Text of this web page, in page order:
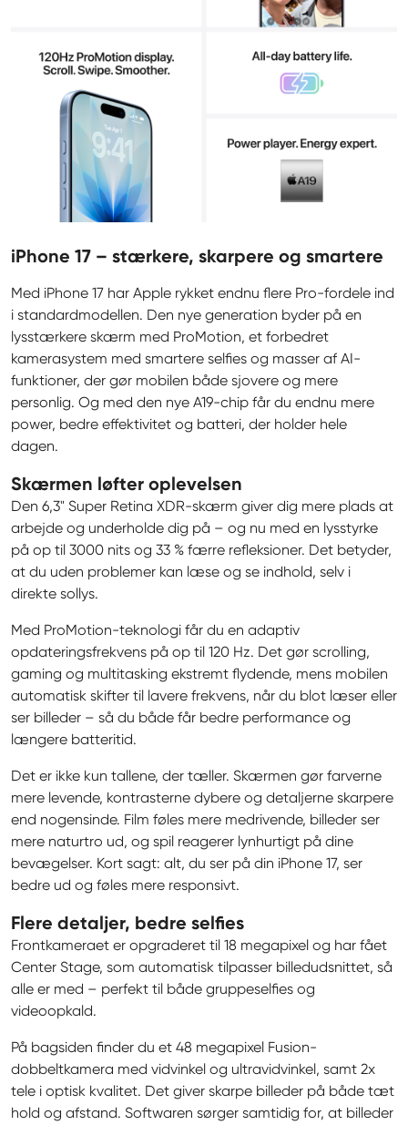
iPhone 17 – stærkere, skarpere og smartere
Med iPhone 17 har Apple rykket endnu flere Pro-fordele ind
i standardmodellen. Den nye generation byder på en
lysstærkere skærm med ProMotion, et forbedret
kamerasystem med smartere selfies og masser af AI-
funktioner, der gør mobilen både sjovere og mere
personlig. Og med den nye A19-chip får du endnu mere
power, bedre effektivitet og batteri, der holder hele
dagen.
Skærmen løfter oplevelsen
Den 6,3" Super Retina XDR-skærm giver dig mere plads at
arbejde og underholde dig på – og nu med en lysstyrke
på op til 3000 nits og 33 % færre refleksioner. Det betyder,
at du uden problemer kan læse og se indhold, selv i
direkte sollys.
Med ProMotion-teknologi får du en adaptiv
opdateringsfrekvens på op til 120 Hz. Det gør scrolling,
gaming og multitasking ekstremt flydende, mens mobilen
automatisk skifter til lavere frekvens, når du blot læser eller
ser billeder – så du både får bedre performance og
længere batteritid.
Det er ikke kun tallene, der tæller. Skærmen gør farverne
mere levende, kontrasterne dybere og detaljerne skarpere
end nogensinde. Film føles mere medrivende, billeder ser
mere naturtro ud, og spil reagerer lynhurtigt på dine
bevægelser. Kort sagt: alt, du ser på din iPhone 17, ser
bedre ud og føles mere responsivt.
Flere detaljer, bedre selfies
Frontkameraet er opgraderet til 18 megapixel og har fået
Center Stage, som automatisk tilpasser billedudsnittet, så
alle er med – perfekt til både gruppeselfies og
videoopkald.
På bagsiden finder du et 48 megapixel Fusion-
dobbeltkamera med vidvinkel og ultravidvinkel, samt 2x
tele i optisk kvalitet. Det giver skarpe billeder på både tæt
hold og afstand. Softwaren sørger samtidig for, at billeder